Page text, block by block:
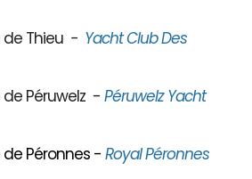
Thieu - Yacht Club Des
Péruwelz - Péruwelz Yacht
Péronnes - Royal Péronnes